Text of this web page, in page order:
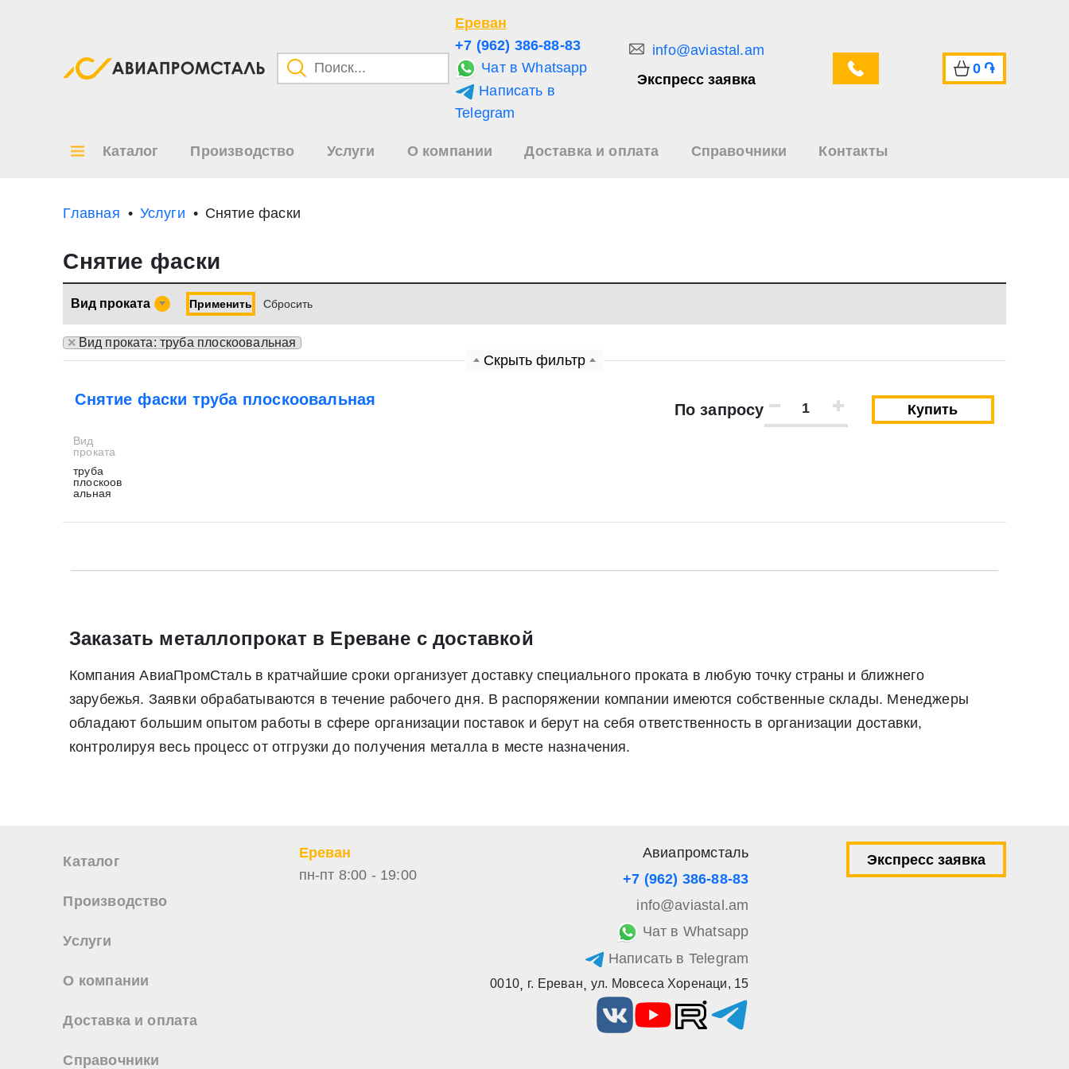
Ереван
+7 (962) 386-88-83
Чат в Whatsapp
Написать в
Telegram
info@aviastal.am
Экспресс заявка
0 ֏
Каталог Производство Услуги О компании Доставка и оплата Справочники Контакты
Главная Услуги Снятие фаски
Снятие фаски
Вид проката Применить Cбросить
× Вид проката: труба плоскоовальная
Скрыть фильтр
Снятие фаски труба плоскоовальная
По запросу
Вид
проката
труба
плоскоов
альная
Купить
Заказать металлопрокат в Ереване с доставкой
Компания АвиаПромСталь в кратчайшие сроки организует доставку специального проката в любую точку страны и ближнего
зарубежья. Заявки обрабатываются в течение рабочего дня. В распоряжении компании имеются собственные склады. Менеджеры
обладают большим опытом работы в сфере организации поставок и берут на себя ответственность в организации доставки,
контролируя весь процесс от отгрузки до получения металла в месте назначения.
Каталог
Производство
Услуги
О компании
Доставка и оплата
Справочники
Ереван
пн-пт 8:00 - 19:00
Авиапромсталь
+7 (962) 386-88-83
info@aviastal.am
Чат в Whatsapp
Написать в Telegram
0010, г. Ереван, ул. Мовсеса Хоренаци, 15
Экспресс заявка
Отправить заявку
июля 2006 г. N 152-ФЗ «О персональных данных», а также соглашаетесь на информационную рассылку по средством e-mail или СМС
Прикрепить файл (до 20 mb)
Отправить заявку
Нажимая на кнопку «Отправить заявку» Вы даете согласие на обработку своих персональных данных в соответствии со статьей 9 Федерального закона от 27 июля 2006 г. N 152-ФЗ «О
персональных данных», а также соглашаетесь на информационную рассылку по средством e-mail или СМС